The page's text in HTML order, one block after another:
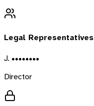
Legal Representatives
J. ••••••••
Director